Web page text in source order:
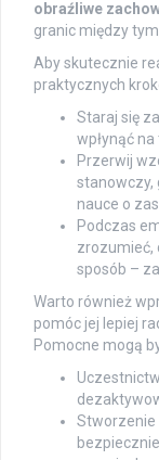
obraźliwe
granic między
Aby skutecznie
praktycznych
Staraj się
wpłynąć
Przerwij
stanowczy,
nauce o
Podczas
zrozumieć,
sposób –
Warto również
pomóc jej lepiej
Pomocne mogą
Stworzenie